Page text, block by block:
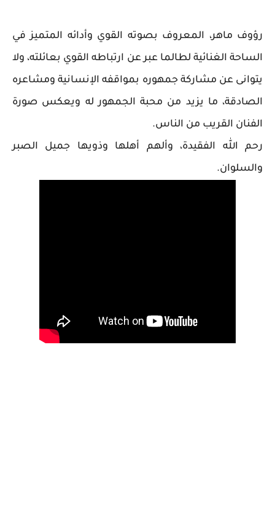
رؤوف ماهر، المعروف بصوته القوي وأدائه المتميز في
الساحة الغنائية لطالما عبر عن ارتباطه القوي بعائلته، ولا
يتوانى عن مشاركة جمهوره بمواقفه الإنسانية ومشاعره
الصادقة، ما يزيد من محبة الجمهور له ويعكس صورة
الفنان القريب من الناس.
رحم الله الفقيدة، وألهم أهلها وذويها جميل الصبر
والسلوان.